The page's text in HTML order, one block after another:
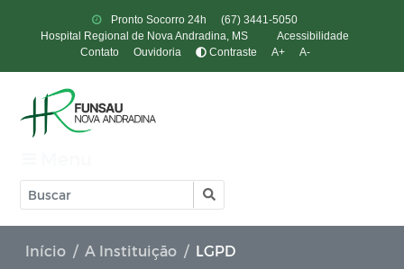
Pronto Socorro 24h
(67) 3441-5050
Hospital Regional de Nova Andradina, MS
Acessibilidade
Contato
Ouvidoria Contraste A+ A-
Início A Instituição LGPD